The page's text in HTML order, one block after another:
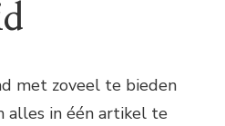
met zoveel te bieden
alles in één artikel te